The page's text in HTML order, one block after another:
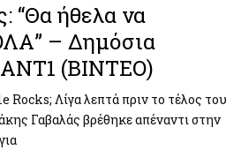
“Θα ήθελα να
– Δημόσια
(BINTEO)
Rocks; Λίγα λεπτά πριν το τέλος του
Γαβαλάς βρέθηκε απέναντι στην